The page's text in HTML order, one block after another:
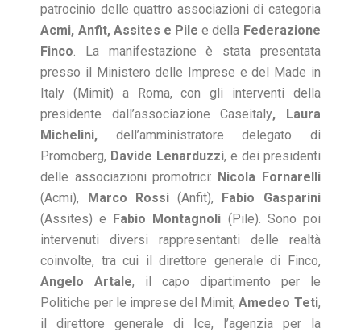
patrocinio delle quattro associazioni di categoria
Acmi, Anfit, Assites e Pilee della Federazione
Finco . La manifestazione è stata presentata
presso il Ministero delle Imprese e del Made in
Italy (Mimit) a Roma, con gli interventi della
presidente dall’associazione Caseitaly, Laura
Michelini, dell’amministratore delegato di
Promoberg, Davide Lenarduzzi, e dei presidenti
delle associazioni promotrici: Nicola Fornarelli
(Acmi), Marco Rossi(Anfit), Fabio Gasparini
(Assites) e Fabio Montagnoli (Pile). Sono poi
intervenuti diversi rappresentanti delle realtà
coinvolte, tra cui il direttore generale di Finco,
Angelo Artale, il capo dipartimento per le
Politiche per le imprese del Mimit,Amedeo Teti,
il direttore generale di Ice, l’agenzia per la